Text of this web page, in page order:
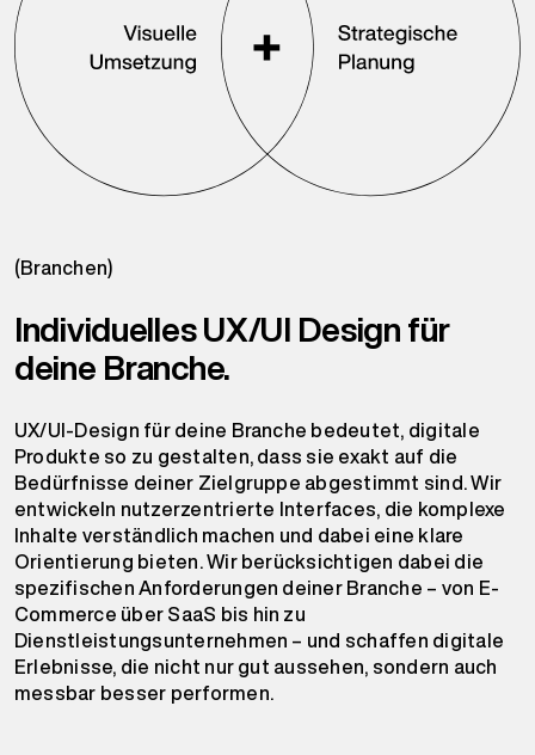
(Branchen)
Individuelles UX/UI Design für
deine Branche.
UX/UI-Design für deine Branche bedeutet, digitale
Produkte so zu gestalten, dass sie exakt auf die
Bedürfnisse deiner Zielgruppe abgestimmt sind. Wir
entwickeln nutzerzentrierte Interfaces, die komplexe
Inhalte verständlich machen und dabei eine klare
Orientierung bieten. Wir berücksichtigen dabei die
spezifischen Anforderungen deiner Branche – von E-
Commerce über SaaS bis hin zu
Dienstleistungsunternehmen – und schaffen digitale
Erlebnisse, die nicht nur gut aussehen, sondern auch
messbar besser performen.